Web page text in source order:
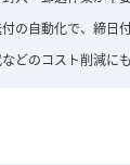
の自動化で、締日
どのコスト削減に